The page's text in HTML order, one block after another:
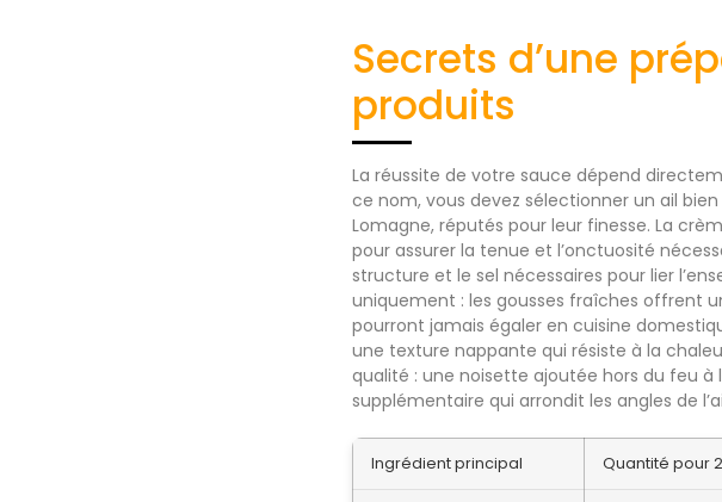
Secrets d’une
produits
La réussite de votre sauce dépend
ce nom, vous devez sélectionner un ail
Lomagne, réputés pour leur finesse. La
pour assurer la tenue et l’onctuosité
structure et le sel nécessaires pour lier
uniquement : les gousses fraîches offrent
pourront jamais égaler en cuisine
une texture nappante qui résiste à la
qualité : une noisette ajoutée hors du feu
supplémentaire qui arrondit les angles de
Ingrédient principal Quantité pour